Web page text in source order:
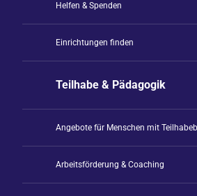
Helfen & Spenden
Einrichtungen finden
Teilhabe & Pädagogik
Angebote für Menschen mit
Arbeitsförderung & Coaching